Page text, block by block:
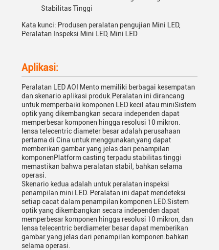
Stabilitas Tinggi
Kata kunci: Produsen peralatan pengujian Mini LED,
Peralatan Inspeksi Mini LED, Mini LED
Aplikasi:
Peralatan LED AOI Mento memiliki berbagai kesempatan
dan skenario aplikasi produk.Peralatan ini dirancang
untuk memperbaiki komponen LED kecil atau miniSistem
optik yang dikembangkan secara independen dapat
memperbesar komponen hingga resolusi 10 mikron.
lensa telecentric diameter besar adalah perusahaan
pertama di Cina untuk menggunakan,yang dapat
memberikan gambar yang jelas dari penampilan
komponenPlatform casting terpadu stabilitas tinggi
memastikan bahwa peralatan stabil, bahkan selama
operasi.
Skenario kedua adalah untuk peralatan inspeksi
penampilan mini LED. Peralatan ini dapat mendeteksi
setiap cacat dalam penampilan komponen LED.Sistem
optik yang dikembangkan secara independen dapat
memperbesar komponen hingga resolusi 10 mikron, dan
lensa telecentric berdiameter besar dapat memberikan
gambar yang jelas dari penampilan komponen.bahkan
selama operasi.